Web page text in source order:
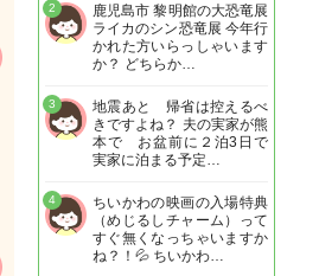
鹿児島市 黎明館の大恐竜展
ライカのシン恐竜展 今年行
かれた方いらっしゃいます
か？ どちらか…
2
地震あと 帰省は控えるべ
きですよね？ 夫の実家が熊
本で お盆前に２泊3日で
実家に泊まる予定…
3
ちいかわの映画の入場特典
（めじるしチャーム）って
すぐ無くなっちゃいますか
ね？！💦 ちいかわ…
4